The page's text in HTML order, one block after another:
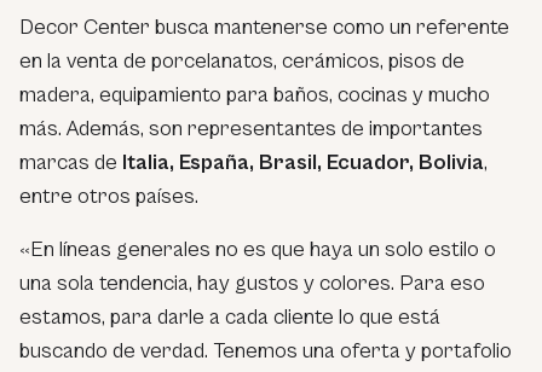
Decor Center busca mantenerse como un referente
en la venta de porcelanatos, cerámicos, pisos de
madera, equipamiento para baños, cocinas y mucho
más. Además, son representantes de importantes
marcas de Italia, España, Brasil, Ecuador, Bolivia,
entre otros países.
«En líneas generales no es que haya un solo estilo o
una sola tendencia, hay gustos y colores. Para eso
estamos, para darle a cada cliente lo que está
buscando de verdad. Tenemos una oferta y portafolio